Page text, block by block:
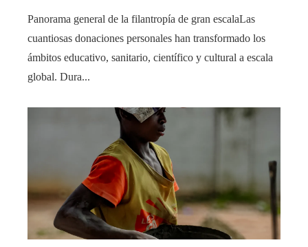
Panorama general de la filantropía de gran escalaLas
cuantiosas donaciones personales han transformado los
ámbitos educativo, sanitario, científico y cultural a escala
global. Dura...